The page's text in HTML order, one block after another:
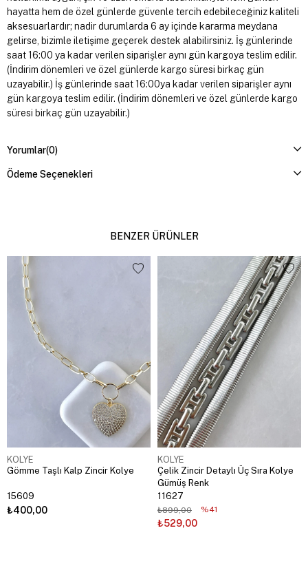
hayatta hem de özel günlerde güvenle tercih edebileceğiniz kaliteli
aksesuarlardır; nadir durumlarda 6 ay içinde kararma meydana
gelirse, bizimle iletişime geçerek destek alabilirsiniz. İş günlerinde
saat 16:00 ya kadar verilen siparişler aynı gün kargoya teslim edilir.
(İndirim dönemleri ve özel günlerde kargo süresi birkaç gün
uzayabilir.) İş günlerinde saat 16:00ya kadar verilen siparişler aynı
gün kargoya teslim edilir. (İndirim dönemleri ve özel günlerde kargo
süresi birkaç gün uzayabilir.)
Yorumlar(0)
Ödeme Seçenekleri
BENZER ÜRÜNLER
KOLYE
Gömme Taşlı Kalp Zincir Kolye
15609
₺400,00
KOLYE
Çelik Zincir Detaylı Üç Sıra Kolye
Gümüş Renk
11627
₺529,00
₺899,00 %41